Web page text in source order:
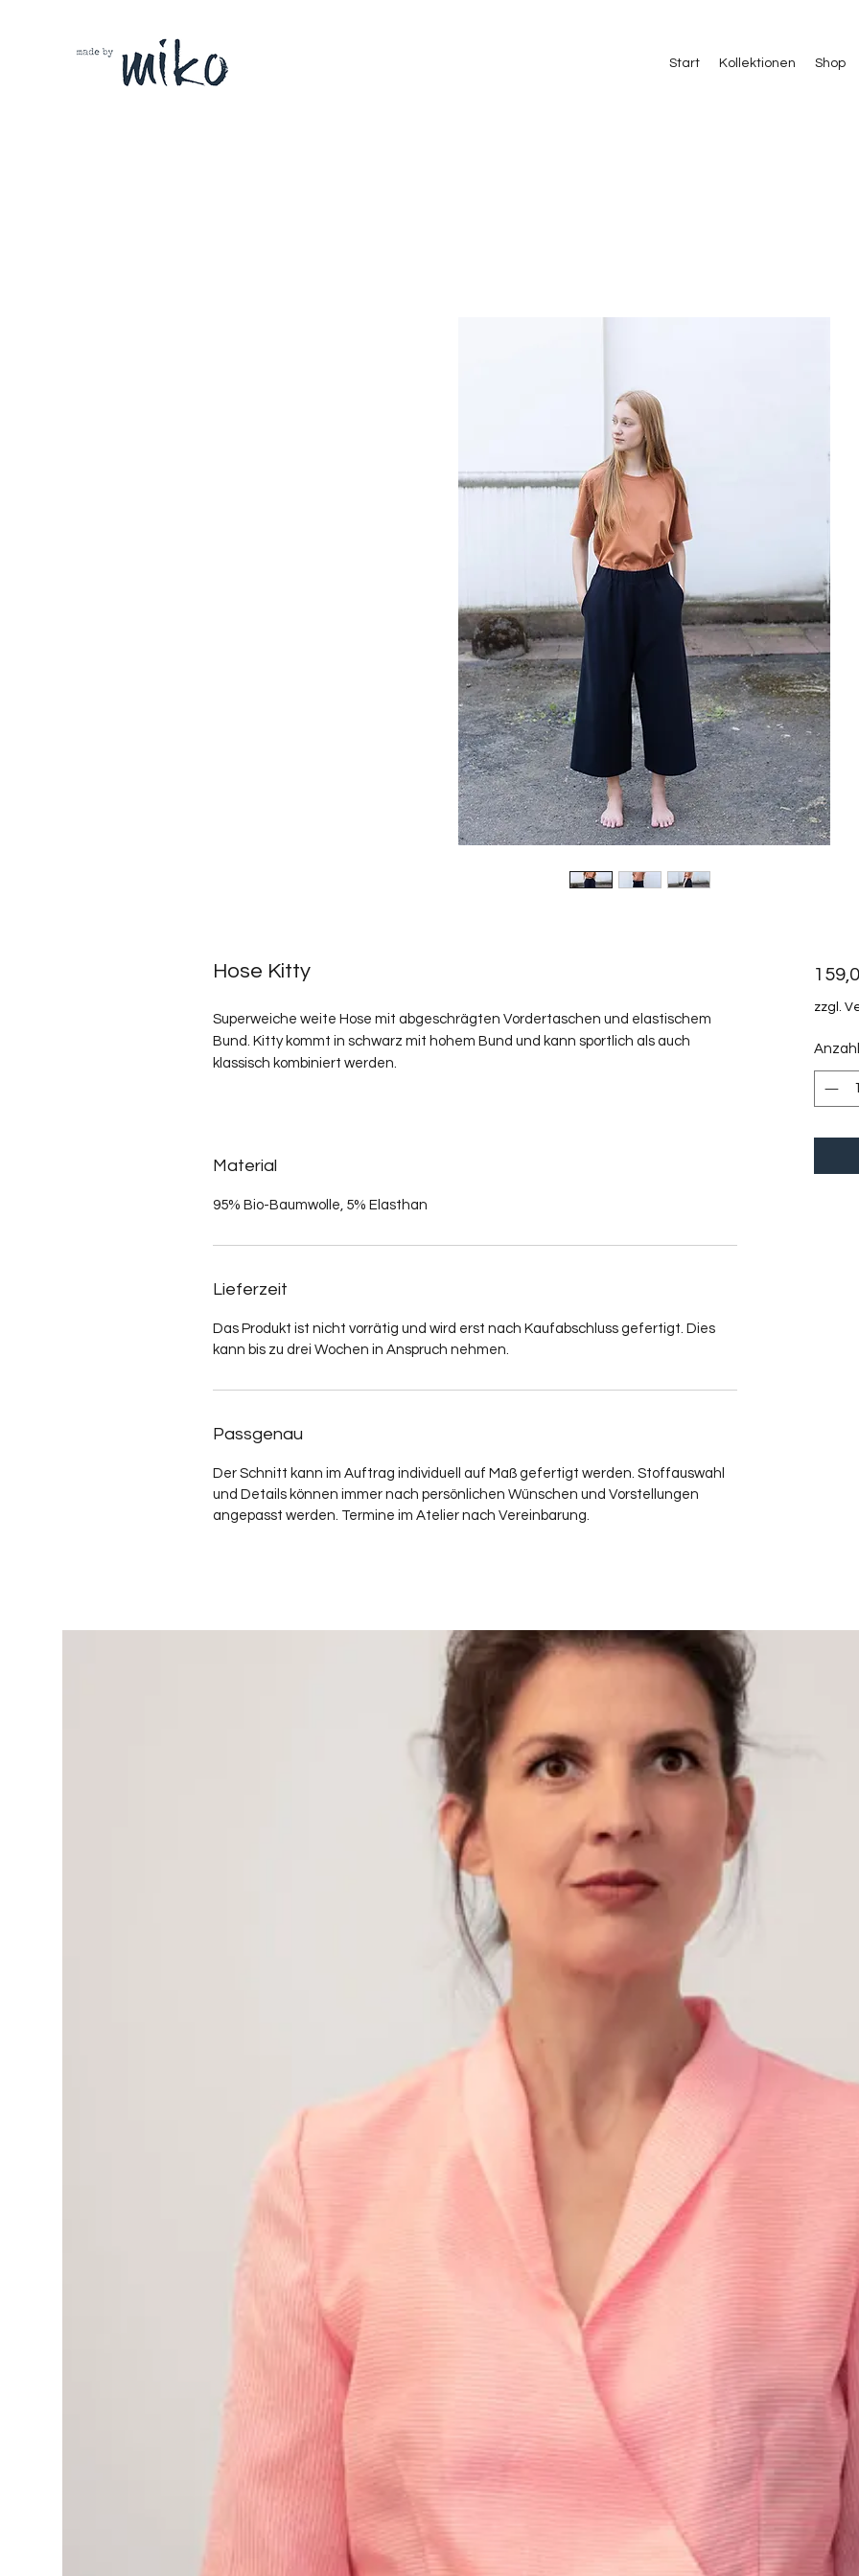
Start Kollektionen Shop
Hose Kitty
Superweiche weite Hose mit abgeschrägten Vordertaschen und elastischem
Bund. Kitty kommt in schwarz mit hohem Bund und kann sportlich als auch
klassisch kombiniert werden.
Material
95% Bio-Baumwolle, 5% Elasthan
Lieferzeit
Das Produkt ist nicht vorrätig und wird erst nach Kaufabschluss gefertigt. Dies
kann bis zu drei Wochen in Anspruch nehmen.
Passgenau
Der Schnitt kann im Auftrag individuell auf Maß gefertigt werden. Stoffauswahl
und Details können immer nach persönlichen Wünschen und Vorstellungen
angepasst werden. Termine im Atelier nach Vereinbarung.
zzgl.
Anzahl